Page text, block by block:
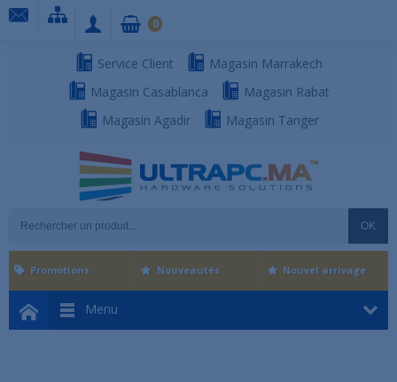
Service Client
Magasin Marrakech
Magasin Casablanca
Magasin Rabat
Magasin Agadir
Magasin Tanger
OK
0
Menu
Promotions Nouveautés Nouvel arrivage